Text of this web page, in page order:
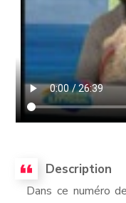
Description
Dans ce numéro